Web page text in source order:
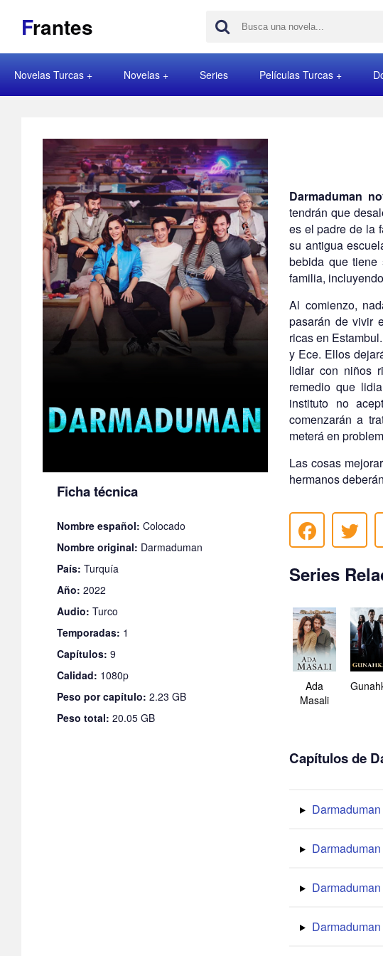
Frantes
Novelas Turcas Novelas Series Películas Turcas
Ficha técnica
Nombre español: Colocado
Nombre original: Darmaduman
País: Turquía
Año: 2022
Audio: Turco
Temporadas: 1
Capítulos: 9
Calidad: 1080p
Peso por capítulo: 2.23 GB
Peso total: 20.05 GB
Darmaduman
tendrán que
es el padre de la
su antigua
bebida que tiene
familia,
Al comienzo,
pasarán de vivir
ricas en
y Ece. Ellos
lidiar con niños
remedio que
instituto no
comenzarán a
meterá en
Las cosas
hermanos
Series
Ada
Masali
Capítulos de